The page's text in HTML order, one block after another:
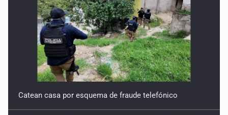
Catean casa por esquema de fraude telefónico